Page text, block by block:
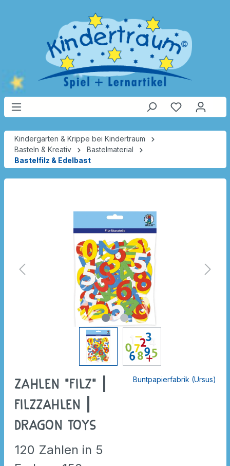
Kindergarten & Krippe bei Kindertraum
Basteln & Kreativ
Bastelmaterial
Bastelfilz & Edelbast
Zahlen "Filz" |
Filzzahlen |
Dragon Toys
120 Zahlen in 5
Buntpapierfabrik (Ursus)